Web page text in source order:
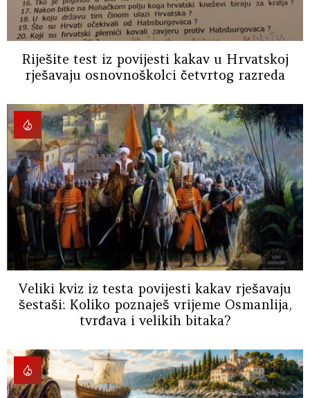
Riješite test iz povijesti kakav u Hrvatskoj
rješavaju osnovnoškolci četvrtog razreda
Veliki kviz iz testa povijesti kakav rješavaju
šestaši: Koliko poznaješ vrijeme Osmanlija,
tvrđava i velikih bitaka?